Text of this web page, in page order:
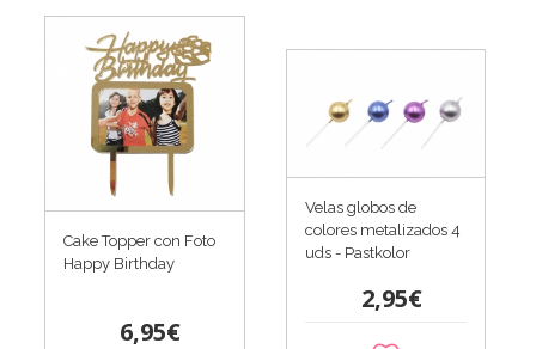
Cake Topper con Foto
Happy Birthday
6,95€
Velas globos de
colores metalizados 4
uds - Pastkolor
2,95€